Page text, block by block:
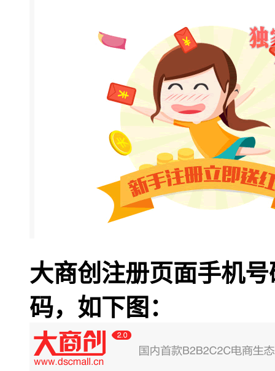
大商创注册页面手机
码，如下图：